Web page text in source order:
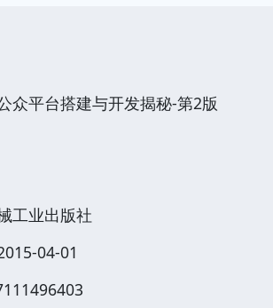
众平台搭建与开发揭秘-第2版
工业出版社
04-01